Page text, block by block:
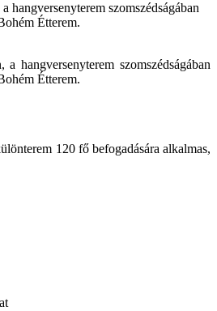
hangversenyterem szomszédságában
Étterem.
hangversenyterem szomszédságában
Étterem.
120 fő befogadására alkalmas,